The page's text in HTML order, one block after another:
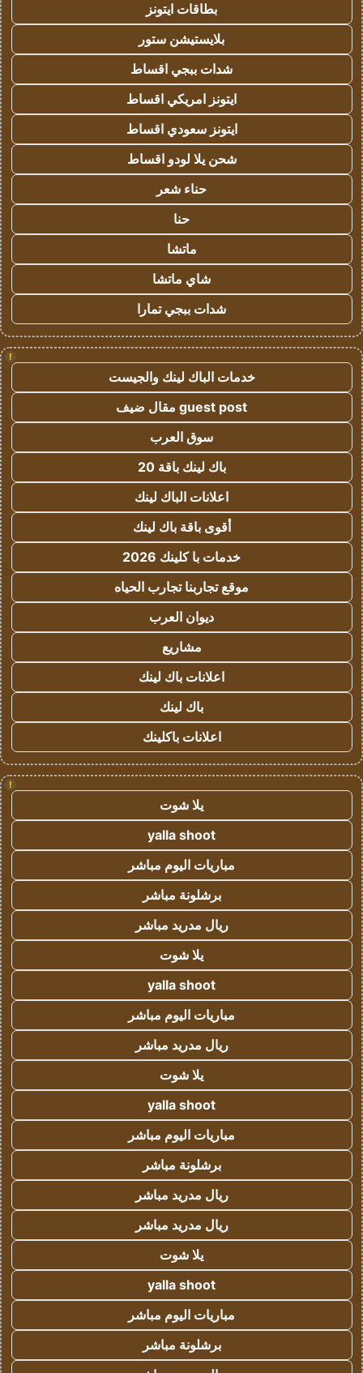
بطاقات ايتونز
بلايستيشن ستور
شدات ببجي اقساط
ايتونز امريكي اقساط
ايتونز سعودي اقساط
شحن يلا لودو اقساط
حناء شعر
حنا
ماتشا
شاي ماتشا
شدات ببجي تمارا
!
خدمات الباك لينك والجيست
guest post مقال ضيف
سوق العرب
باك لينك باقة 20
اعلانات الباك لينك
أقوى باقة باك لينك
خدمات با كلينك 2026
موقع تجاربنا تجارب الحياه
ديوان العرب
مشاريع
اعلانات باك لينك
باك لينك
اعلانات باكلينك
!
يلا شوت
yalla shoot
مباريات اليوم مباشر
برشلونة مباشر
ريال مدريد مباشر
يلا شوت
yalla shoot
مباريات اليوم مباشر
ريال مدريد مباشر
يلا شوت
yalla shoot
مباريات اليوم مباشر
برشلونة مباشر
ريال مدريد مباشر
ريال مدريد مباشر
يلا شوت
yalla shoot
مباريات اليوم مباشر
برشلونة مباشر